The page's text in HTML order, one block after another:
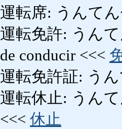
運転席: うんて
運転免許: うん
de conducir <<<
運転免許証: う
運転休止: うんて
<<< 休止